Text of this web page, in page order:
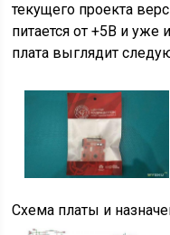
текущего проекта
питается от +5В и уже
плата выглядит
Схема платы и